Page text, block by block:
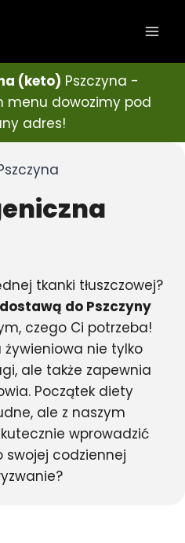
(keto) Pszczyna -
menu dowozimy pod
adres!
tkanki tłuszczowej?
do Pszczyny
czego Ci potrzeba!
nie tylko
ale także zapewnia
Początek diety
ale z naszym
wprowadzić
codziennej